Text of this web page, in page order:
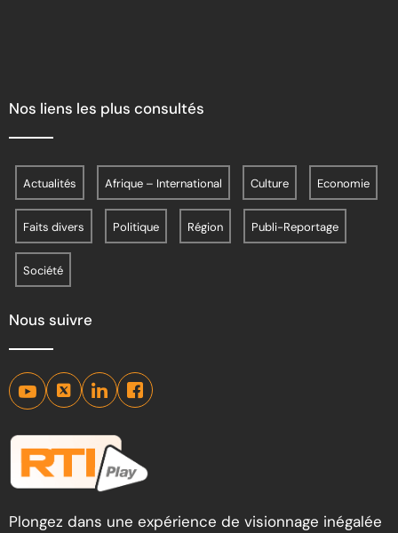
Nos liens les plus consultés
Actualités Afrique – International Culture Economie
Faits divers Politique Région Publi-Reportage
Société
Nous suivre
Plongez dans une expérience de visionnage inégalée